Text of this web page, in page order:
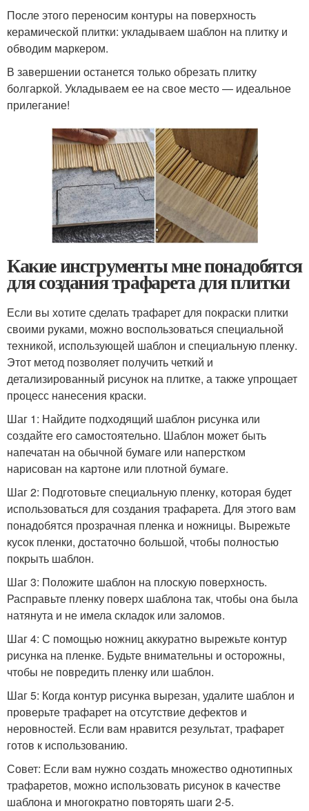
После этого переносим контуры на поверхность
керамической плитки: укладываем шаблон на плитку и
обводим маркером.
В завершении останется только обрезать плитку
болгаркой. Укладываем ее на свое место — идеальное
прилегание!
Какие инструменты мне понадобятся
для создания трафарета для плитки
Если вы хотите сделать трафарет для покраски плитки
своими руками, можно воспользоваться специальной
техникой, использующей шаблон и специальную пленку.
Этот метод позволяет получить четкий и
детализированный рисунок на плитке, а также упрощает
процесс нанесения краски.
Шаг 1: Найдите подходящий шаблон рисунка или
создайте его самостоятельно. Шаблон может быть
напечатан на обычной бумаге или наперстком
нарисован на картоне или плотной бумаге.
Шаг 2: Подготовьте специальную пленку, которая будет
использоваться для создания трафарета. Для этого вам
понадобятся прозрачная пленка и ножницы. Вырежьте
кусок пленки, достаточно большой, чтобы полностью
покрыть шаблон.
Шаг 3: Положите шаблон на плоскую поверхность.
Расправьте пленку поверх шаблона так, чтобы она была
натянута и не имела складок или заломов.
Шаг 4: С помощью ножниц аккуратно вырежьте контур
рисунка на пленке. Будьте внимательны и осторожны,
чтобы не повредить пленку или шаблон.
Шаг 5: Когда контур рисунка вырезан, удалите шаблон и
проверьте трафарет на отсутствие дефектов и
неровностей. Если вам нравится результат, трафарет
готов к использованию.
Совет: Если вам нужно создать множество однотипных
трафаретов, можно использовать рисунок в качестве
шаблона и многократно повторять шаги 2-5.